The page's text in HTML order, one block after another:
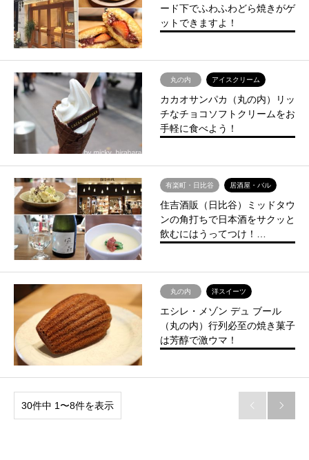
ード下でふわふわどら焼きがゲ
ットできますよ！
丸の内 アイスクリーム
カカオサンパカ（丸の内）リッ
チなチョコソフトクリームをお
手軽に食べよう！
有楽町・日比谷 居酒屋・バル
住吉酒販（日比谷）ミッドタウ
ンの角打ちで日本酒をサクッと
飲むにはうってつけ！…
丸の内 洋スイーツ
エシレ・メゾン デュ ブール
（丸の内）行列必至の焼き菓子
は芳醇で激ウマ！
30件中 1〜8件を表示  